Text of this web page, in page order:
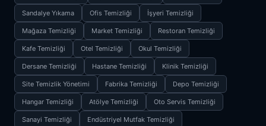
Sandalye Yıkama Ofis Temizliği İşyeri Temizliği
Mağaza Temizliği Market Temizliği Restoran Temizliği
Kafe Temizliği Otel Temizliği Okul Temizliği
Dersane Temizliği Hastane Temizliği Klinik Temizliği
Site Temizlik Yönetimi Fabrika Temizliği Depo Temizliği
Hangar Temizliği Atölye Temizliği Oto Servis Temizliği
Sanayi Temizliği Endüstriyel Mutfak Temizliği